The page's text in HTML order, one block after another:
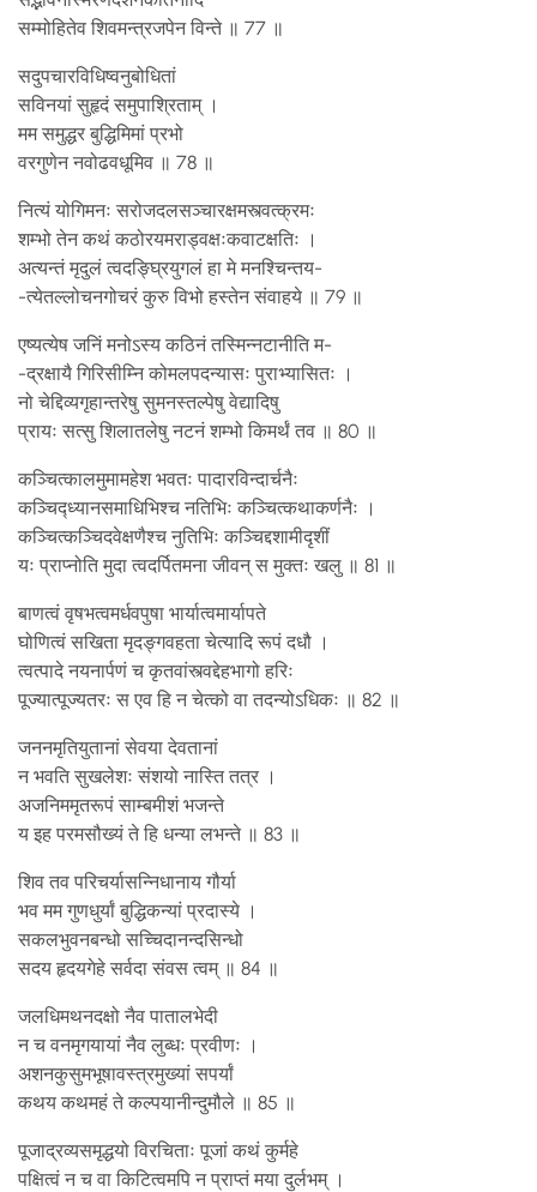
सम्मोहितेव शिवमन्त्रजपेन विन्ते ॥ 77 ॥
सदुपचारविधिष्वनुबोधितां
सविनयां सुहृदं समुपाश्रिताम् ।
मम समुद्धर बुद्धिमिमां प्रभो
वरगुणेन नवोढवधूमिव ॥ 78 ॥
नित्यं योगिमनः सरोजदलसञ्चारक्षमस्त्वत्क्रमः
शम्भो तेन कथं कठोरयमराड्वक्षःकवाटक्षतिः ।
अत्यन्तं मृदुलं त्वदङ्घ्रियुगलं हा मे मनश्चिन्तय-
-त्येतल्लोचनगोचरं कुरु विभो हस्तेन संवाहये ॥ 79 ॥
एष्यत्येष जनिं मनोऽस्य कठिनं तस्मिन्नटानीति म-
-द्रक्षायै गिरिसीम्नि कोमलपदन्यासः पुराभ्यासितः ।
नो चेद्दिव्यगृहान्तरेषु सुमनस्तल्पेषु वेद्यादिषु
प्रायः सत्सु शिलातलेषु नटनं शम्भो किमर्थं तव ॥ 80 ॥
कञ्चित्कालमुमामहेश भवतः पादारविन्दार्चनैः
कञ्चिद्ध्यानसमाधिभिश्च नतिभिः कञ्चित्कथाकर्णनैः ।
कञ्चित्कञ्चिदवेक्षणैश्च नुतिभिः कञ्चिद्दशामीदृशीं
यः प्राप्नोति मुदा त्वदर्पितमना जीवन् स मुक्तः खलु ॥ 81 ॥
बाणत्वं वृषभत्वमर्धवपुषा भार्यात्वमार्यापते
घोणित्वं सखिता मृदङ्गवहता चेत्यादि रूपं दधौ ।
त्वत्पादे नयनार्पणं च कृतवांस्त्वद्देहभागो हरिः
पूज्यात्पूज्यतरः स एव हि न चेत्को वा तदन्योऽधिकः ॥ 82 ॥
जननमृतियुतानां सेवया देवतानां
न भवति सुखलेशः संशयो नास्ति तत्र ।
अजनिममृतरूपं साम्बमीशं भजन्ते
य इह परमसौख्यं ते हि धन्या लभन्ते ॥ 83 ॥
शिव तव परिचर्यासन्निधानाय गौर्या
भव मम गुणधुर्यां बुद्धिकन्यां प्रदास्ये ।
सकलभुवनबन्धो सच्चिदानन्दसिन्धो
सदय हृदयगेहे सर्वदा संवस त्वम् ॥ 84 ॥
जलधिमथनदक्षो नैव पातालभेदी
न च वनमृगयायां नैव लुब्धः प्रवीणः ।
अशनकुसुमभूषावस्त्रमुख्यां सपर्यां
कथय कथमहं ते कल्पयानीन्दुमौले ॥ 85 ॥
पूजाद्रव्यसमृद्धयो विरचिताः पूजां कथं कुर्महे
पक्षित्वं न च वा किटित्वमपि न प्राप्तं मया दुर्लभम् ।